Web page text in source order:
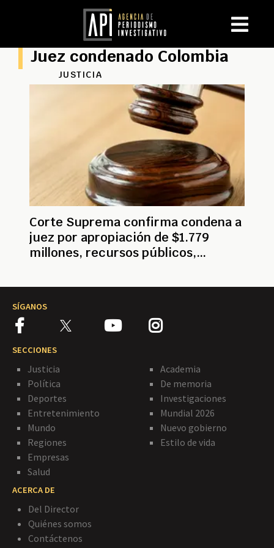
Juez condenado Colombia
JUSTICIA
Corte Suprema confirma condena a
juez por apropiación de $1.779
millones, recursos públicos,
SÍGANOS
SECCIONES
Justicia
Política
Deportes
Entretenimiento
Mundo
Regiones
Empresas
Salud
Academia
De memoria
Investigaciones
Mundial 2026
Nuevo gobierno
Estilo de vida
ACERCA DE
Del Director
Quiénes somos
Contáctenos